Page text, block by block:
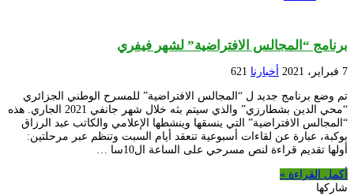
برنامج “المجالس الافتراضية” لشهر فيفري
7 فبراير، 2021 أخبارنا 621
تم وضع برنامج جديد ل “المجالس الافتراضية” للمسرح الوطني الجزائري
“محي الدين بشطارزي” والذي سيتم بثه خلال شهر جانفي 2021 الجاري. هذه
“المجالس الافتراضية” التي ينسقها وينشطها الإعلامي والكاتب عبد الرزاق
بوكبة، عبارة عن لقاءات أسبوعية تنعقد أيام السبت وتنظم عبر مرحلتين:
أولها تقديم قراءة لنص مسرحي على الساعة ال10سا …
أكمل القراءة »
شاركها